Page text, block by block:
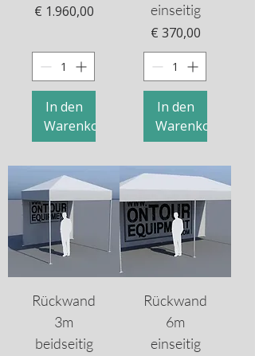
Preis
€ 1.960,00
In den
Warenkorb
einseitig
Preis
€ 370,00
In den
Warenkorb
Rückwand
3m
beidseitig
Rückwand
6m
einseitig